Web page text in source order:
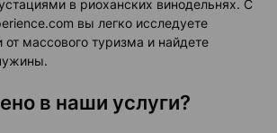
в риоханских винодельнях. С
вы легко исследуете
массового туризма и найдете
в наши услуги?